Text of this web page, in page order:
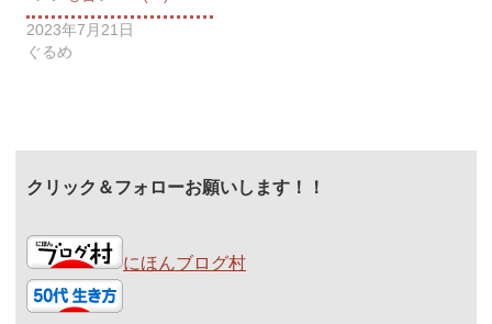
2023年7月21日
ぐるめ
クリック＆フォローお願いします！！
にほんブログ村